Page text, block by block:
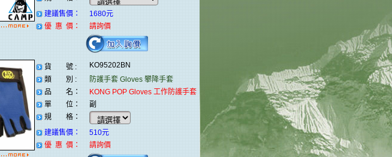
建議售價：
1680元
優 惠 價：
請詢價
貨 號 :
KO95202BN
類 別 :
防護手套 Gloves 攀降手套
品 名：
KONG POP Gloves 工作防護手套
單 位：
副
規 格：
建議售價：
510元
優 惠 價：
請詢價